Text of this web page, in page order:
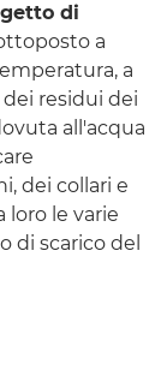
di
a
a
residui dei
all'acqua
dei collari e
le varie
di scarico del